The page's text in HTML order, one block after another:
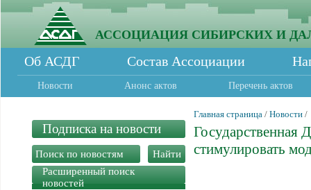
АССОЦИАЦИЯ СИБИРСКИХ И
Об АСДГ Состав Ассоциации
Новости Анонс актов Перечень актов
Подписка на новости
Расширенный поиск
новостей
Главная страница / Новости /
Государственная
стимулировать